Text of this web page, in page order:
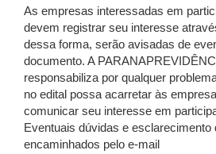
As empresas interessadas em
devem registrar seu interesse
dessa forma, serão avisadas de
documento. A
responsabiliza por qualquer
no edital possa acarretar às
comunicar seu interesse em
Eventuais dúvidas e esclarecimento
encaminhados pelo e-mail